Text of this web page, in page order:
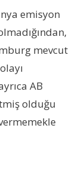
emisyon
mevcut
AB
olduğu